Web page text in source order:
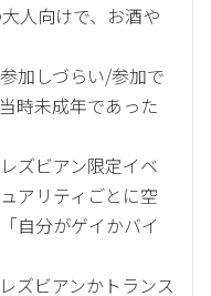
人向けで、お酒や
加しづらい/参加で
時未成年であった
ズビアン限定イベ
アリティごとに空
自分がゲイかバイ
ズビアンかトランス